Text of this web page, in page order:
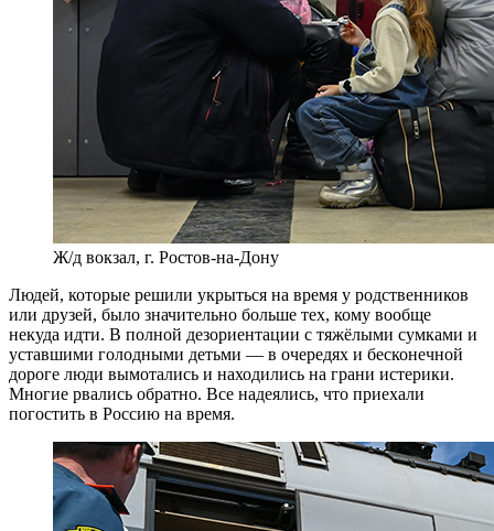
Ж/д вокзал, г. Ростов-на-Дону
Людей, которые решили укрыться на время у родственников
или друзей, было значительно больше тех, кому вообще
некуда идти. В полной дезориентации с тяжёлыми сумками и
уставшими голодными детьми — в очередях и бесконечной
дороге люди вымотались и находились на грани истерики.
Многие рвались обратно. Все надеялись, что приехали
погостить в Россию на время.